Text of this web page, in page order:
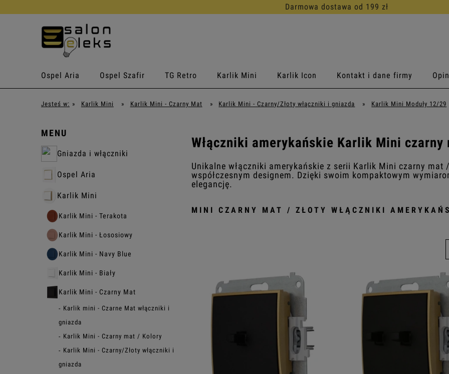
30 dni na darmowy zwrot
Ospel Aria Ospel Szafir TG Retro Karlik Mini Karlik Icon Kontakt i dane firmy
Jesteś w: » Karlik Mini » Karlik Mini - Czarny Mat » Karlik Mini - Czarny/Złoty włączniki i gniazda » Karlik Mini Moduły 12/29
MENU
Gniazda i włączniki
Ospel Aria
Karlik Mini
Karlik Mini - Terakota
Karlik Mini - Łososiowy
Karlik Mini - Navy Blue
Karlik Mini - Biały
Karlik Mini - Czarny Mat
Karlik mini - Czarne Mat włączniki i
gniazda
Karlik Mini - Czarny mat / Kolory
Karlik Mini - Czarny/Złoty włączniki i
gniazda
Włączniki amerykańskie Karlik Mini czarny
Unikalne włączniki amerykańskie z serii Karlik Mini czarny mat
współczesnym designem. Dzięki swoim kompaktowym
elegancję.
MINI CZARNY MAT / ZŁOTY WŁĄCZNIKI